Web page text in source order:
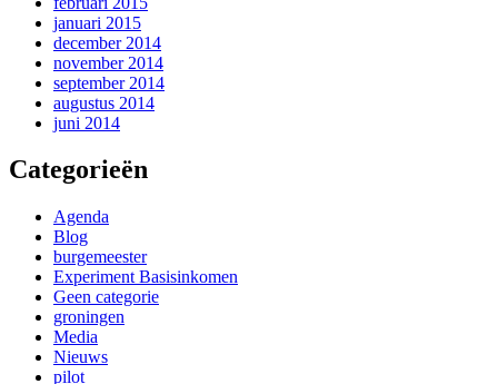
januari 2015
december 2014
november 2014
september 2014
augustus 2014
juni 2014
Categorieën
Agenda
Blog
burgemeester
Experiment Basisinkomen
Geen categorie
groningen
Media
Nieuws
pilot